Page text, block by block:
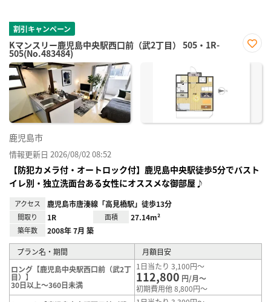
割引キャンペーン
Kマンスリー鹿児島中央駅西口前（武2丁目） 505・1R-
505(No.483484)
に入
鹿児島市
情報更新日 2026/08/02 08:52
【防犯カメラ付・オートロック付】鹿児島中央駅徒歩5分でバスト
イレ別・独立洗面台ある女性にオススメな御部屋♪
アクセス 鹿児島市唐湊線「高見橋駅」徒歩13分
間取り 1R 面積 27.14m²
築年数 2008年 7月 築
プラン名・期間
月額目安
ロング【鹿児島中央駅西口前（武2丁
目）】
30日以上～360日未満
1日当たり 3,100円～
112,800 円/月～
初期費用他 8,800円～